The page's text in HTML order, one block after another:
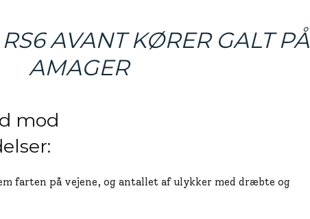
AVANT KØRER GALT PÅ
AMAGER
mod
farten på vejene, og antallet af ulykker med dræbte og